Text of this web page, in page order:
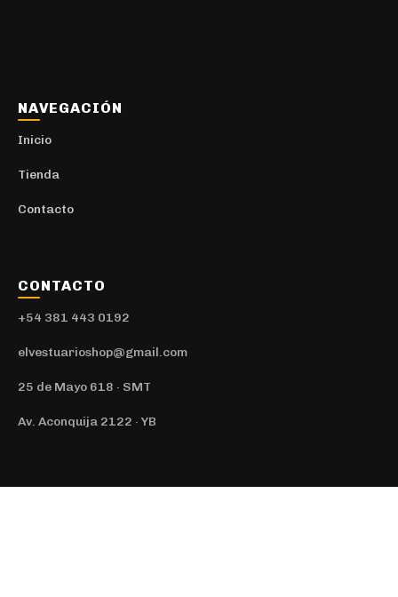
NAVEGACIÓN
Inicio
Tienda
Contacto
CONTACTO
+54 381 443 0192
elvestuarioshop@gmail.com
25 de Mayo 618 · SMT
Av. Aconquija 2122 · YB